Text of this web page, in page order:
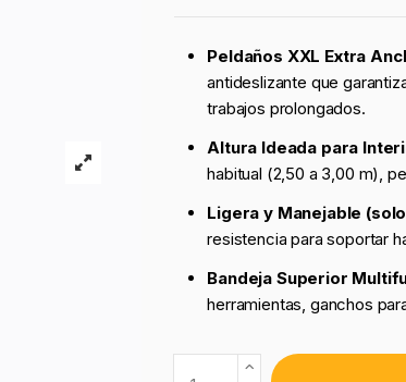
Peldaños XXL Extra
antideslizante que
trabajos prolongados.
Altura Ideada para
habitual (2,50 a 3,00 m),
Ligera y Manejable
resistencia para soportar
Bandeja Superior
herramientas, ganchos